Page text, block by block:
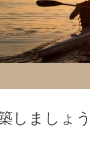
しましょ